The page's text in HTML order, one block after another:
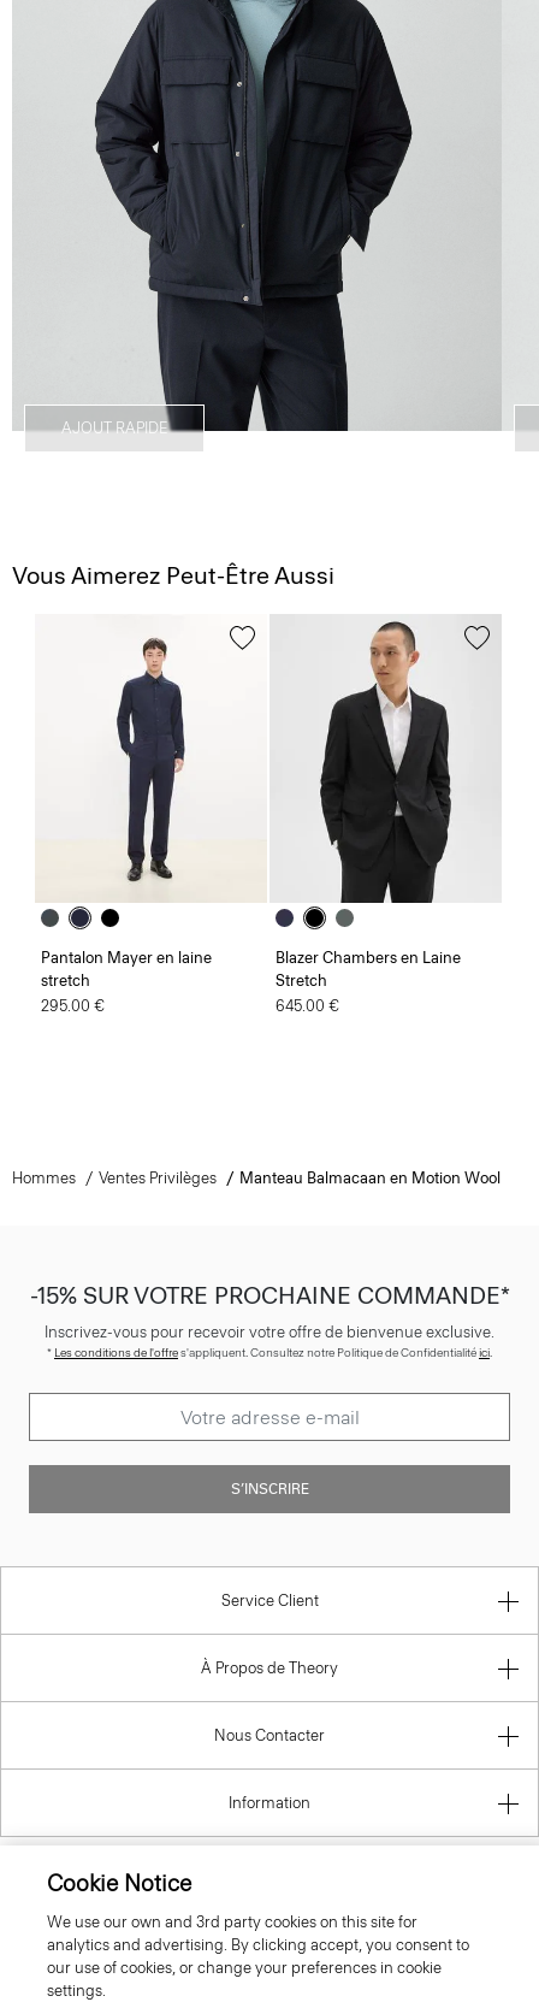
AJOUT RAPIDE
Vous Aimerez Peut-Être Aussi
Pantalon Mayer en laine
stretch
295.00 €
Blazer Chambers en Laine
Stretch
645.00 €
Hommes Ventes Privilèges Manteau Balmacaan en Motion Wool
-15% SUR VOTRE PROCHAINE COMMANDE*
Inscrivez-vous pour recevoir votre offre de bienvenue exclusive.
* Les conditions de l'offres'appliquent. Consultez notre Politique de Confidentialitéici.
S’INSCRIRE
Service Client
À Propos de Theory
Nous Contacter
Information
France
Cookie Notice
We use our own and 3rd party cookies on this site for
analytics and advertising. By clicking accept, you consent to
our use of cookies, or change your preferences in cookie
settings.